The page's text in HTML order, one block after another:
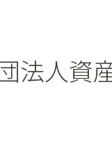
法人資